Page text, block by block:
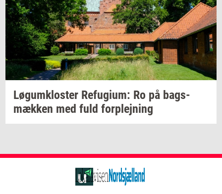
Løgum­klo­ster Re­fu­gi­um: Ro på bags­
mæk­ken med fuld for­plej­ning